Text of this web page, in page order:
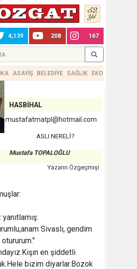
4,139 208 167
ASAYİŞ BELEDİYE SAĞLIK EKONOMİ
HASBİHAL
mustafatmatpl@hotmail.com
ASLI NERELİ?
Mustafa TOPALOĞLU
Yazarın Özgeçmişi
Sivaslı, gendim
en şiddetli
bizim diyarlar.Bozok